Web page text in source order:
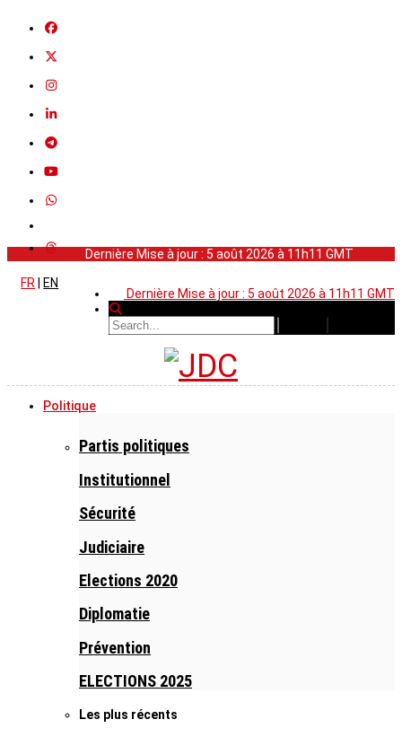
Dernière Mise à jour : 5 août 2026 à 11h11 GMT
Dernière Mise à jour : 5 août 2026 à 11h11 GMT
FR
EN
Politique
Partis politiques
Institutionnel
Sécurité
Judiciaire
Elections 2020
Diplomatie
Prévention
ELECTIONS 2025
Les plus récents